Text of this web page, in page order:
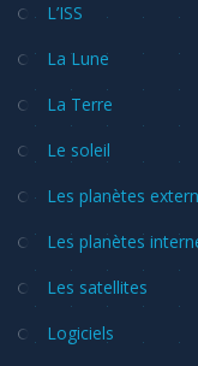
L’ISS
La Lune
La Terre
Le soleil
Les planètes
Les planètes
Les satellites
Logiciels